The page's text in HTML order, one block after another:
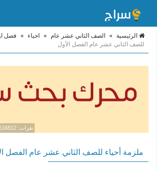
الرئيسية » الصف الثاني عشر عام » احياء » فصل
للصف الثاني عشر عام الفصل الأول
نقرات: 616812 / مشاهدات: 345081206
ملزمة أحياء للصف الثاني عشر عام الفصل